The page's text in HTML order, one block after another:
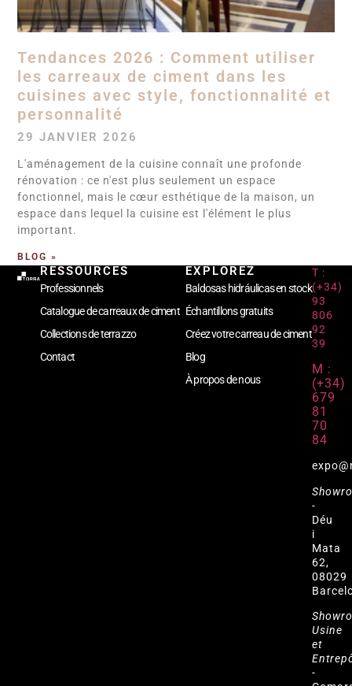
Tendances 2026 : Comment utiliser
les carreaux de ciment dans les
cuisines avec style, fonctionnalité et
personnalité
29 JANVIER 2026
L'aménagement de la cuisine connaît une profonde
rénovation : ce n'est plus seulement un espace
fonctionnel, mais le cœur esthétique de la maison, un
espace dans lequel la cuisine est l'élément le plus
important.
BLOG »
RESSOURCES
Professionnels
Catalogue de carreaux de ciment
Collections de terrazzo
Contact
EXPLOREZ
Baldosas hidráulicas en stock
Échantillons gratuits
Créez votre carreau de ciment
Blog
À propos de nous
T :
(+34)
93
806
92
39
M :
(+34)
679
81
70
84
-
Déu
i
Mata
62,
08029
Usine
et
-